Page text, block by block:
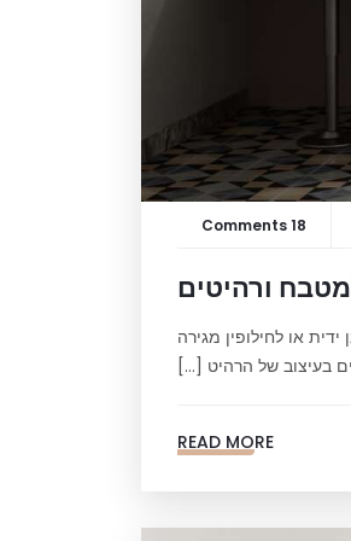
18 Comments
ורהיטים
או לחילופין מגירה
בעיצוב של הרהיט […]
READ MORE